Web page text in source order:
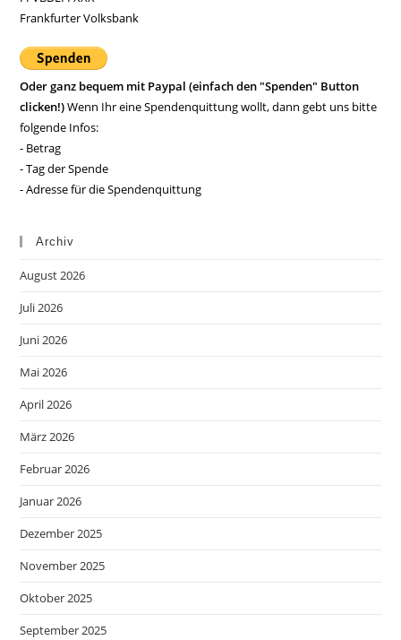
Frankfurter Volksbank
Oder ganz bequem mit Paypal (einfach den "Spenden" Button
clicken!)Wenn Ihr eine Spendenquittung wollt, dann gebt uns bitte
folgende Infos:
- Betrag
- Tag der Spende
- Adresse für die Spendenquittung
Archiv
August 2026
Juli 2026
Juni 2026
Mai 2026
April 2026
März 2026
Februar 2026
Januar 2026
Dezember 2025
November 2025
Oktober 2025
September 2025